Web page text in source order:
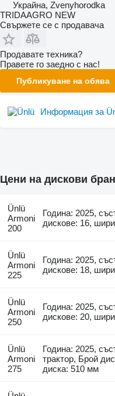
Украйна, Zvenyhorodka
TRIDAAGRO NEW
Свържете се с продавача
Продавате техника?
Правете го заедно с нас!
Публикуване на обява
Информация за
Цени на дискови
Ünlü
Armoni
200
Година: 2025,
дискове: 16,
Ünlü
Armoni
225
Година: 2025,
дискове: 18,
Ünlü
Armoni
250
Година: 2025,
дискове: 20,
Ünlü
Armoni
275
Година: 2025,
трактор, Брой
диска: 510 мм